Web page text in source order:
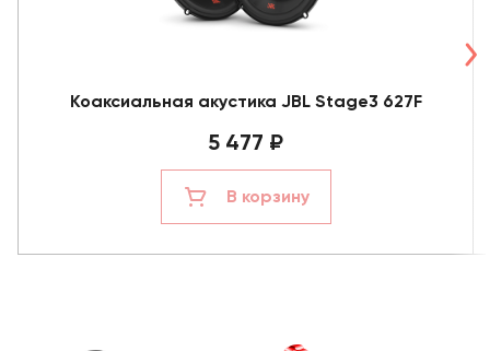
Коаксиальная акустика JBL Stage3 627F
5 477 ₽
В корзину